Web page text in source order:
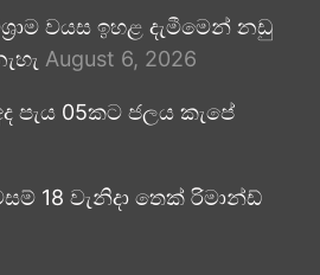
වයස ඉහළ දැමීමෙන් නඩු
August 6, 2026
පැය 05කට ජලය කැපේ
18 වැනිදා තෙක් රිමාන්ඩ්